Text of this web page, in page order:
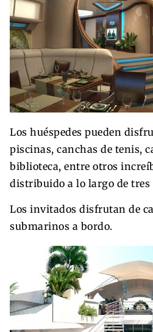
Los huéspedes pueden
piscinas, canchas de tenis,
biblioteca, entre otros
distribuido a lo largo de tres
Los invitados disfrutan de
submarinos a bordo.